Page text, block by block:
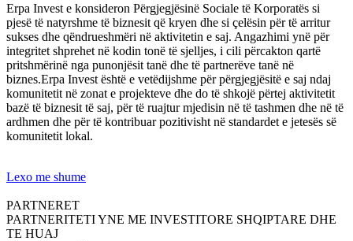
Erpa Invest e konsideron Përgjegjësinë Sociale të Korporatës si
pjesë të natyrshme të biznesit që kryen dhe si çelësin për të arritur
sukses dhe qëndrueshmëri në aktivitetin e saj. Angazhimi ynë për
integritet shprehet në kodin tonë të sjelljes, i cili përcakton qartë
pritshmërinë nga punonjësit tanë dhe të partnerëve tanë në
biznes.Erpa Invest është e vetëdijshme për përgjegjësitë e saj ndaj
komunitetit në zonat e projekteve dhe do të shkojë përtej aktivitetit
bazë të biznesit të saj, për të ruajtur mjedisin në të tashmen dhe në të
ardhmen dhe për të kontribuar pozitivisht në standardet e jetesës së
komunitetit lokal.
Lexo me shume
PARTNERET
PARTNERITETI YNE ME INVESTITORE SHQIPTARE DHE
TE HUAJ